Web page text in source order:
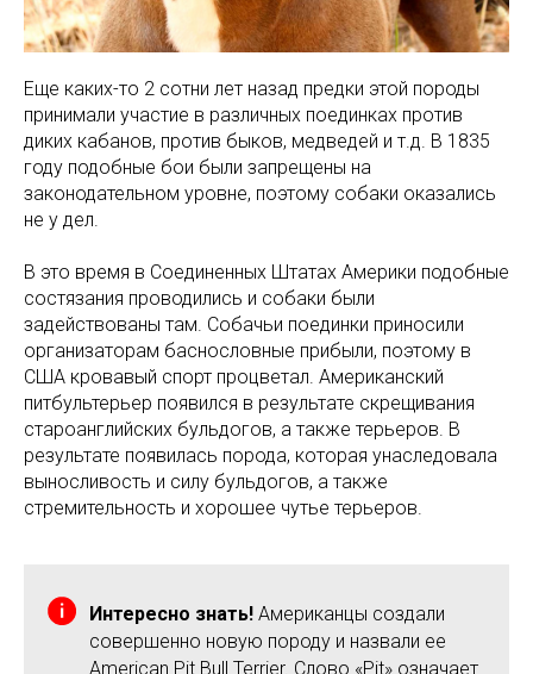
Еще каких-то 2 сотни лет назад предки этой породы
принимали участие в различных поединках против
диких кабанов, против быков, медведей и т.д. В 1835
году подобные бои были запрещены на
законодательном уровне, поэтому собаки оказались
не у дел.
В это время в Соединенных Штатах Америки подобные
состязания проводились и собаки были
задействованы там. Собачьи поединки приносили
организаторам баснословные прибыли, поэтому в
США кровавый спорт процветал. Американский
питбультерьер появился в результате скрещивания
староанглийских бульдогов, а также терьеров. В
результате появилась порода, которая унаследовала
выносливость и силу бульдогов, а также
стремительность и хорошее чутье терьеров.
Интересно знать! Американцы создали
совершенно новую породу и назвали ее
American Pit Bull Terrier. Слово «Pit» означает